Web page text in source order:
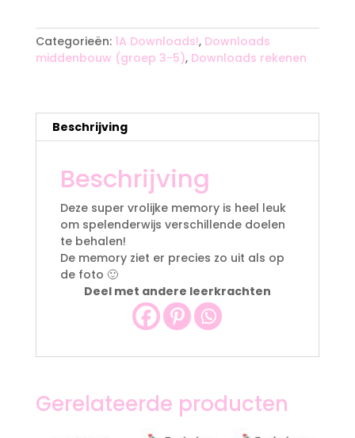
t
e
i
Categorieën: 1A Downloads!, Downloads
middenbouw (groep 3-5), Downloads rekenen
Beschrijving
Beschrijving
Deze super vrolijke memory is heel leuk
om spelenderwijs verschillende doelen
te behalen!
De memory ziet er precies zo uit als op
de foto 🙂
Deel met andere leerkrachten
Gerelateerde producten